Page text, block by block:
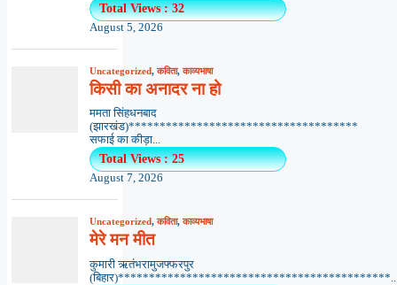
Total Views : 32
August 5, 2026
Uncategorized,कविता,काव्यभाषा
किसी का अनादर ना हो
ममता सिंहधनबाद
(झारखंड)*************************************
सफाई का कीड़ा...
Total Views : 25
August 7, 2026
Uncategorized,कविता,काव्यभाषा
मेरे मन मीत
कुमारी ऋतंभरामुजफ्फरपुर